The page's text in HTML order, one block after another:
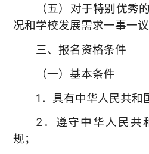
（五）对于特别优秀
况和学校发展需求一事一议
三、报名资格条件
（一）基本条件
1．具有中华人民共和
2．遵守中华人民共
规；